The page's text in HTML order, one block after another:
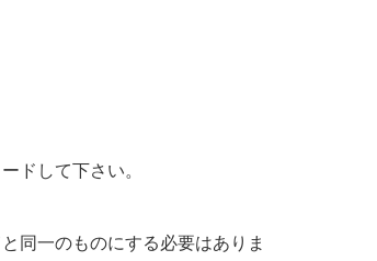
ドして下さい。
同一のものにする必要はありま